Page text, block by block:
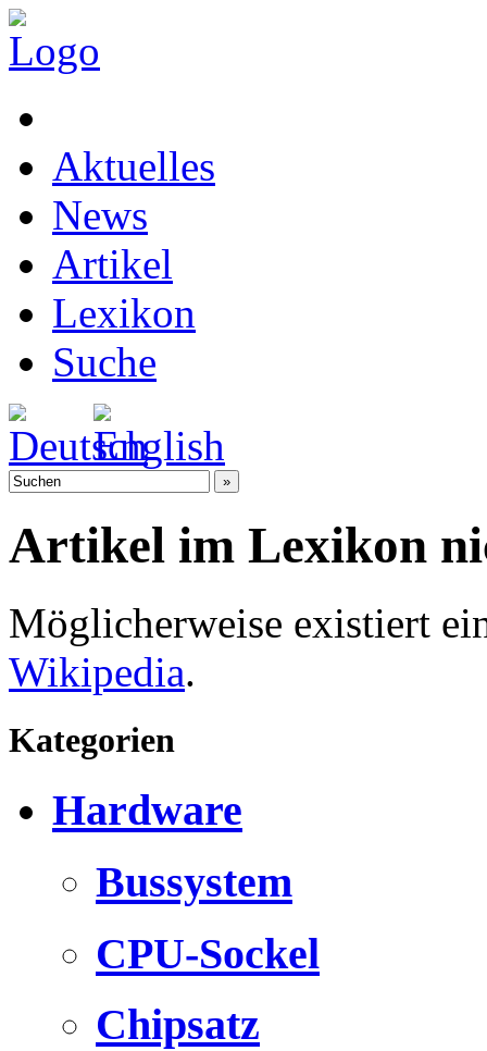
Aktuelles
News
Artikel
Lexikon
Suche
Artikel im Lexikon
Möglicherweise existiert
Wikipedia.
Kategorien
Hardware
Bussystem
CPU-Sockel
Chipsatz